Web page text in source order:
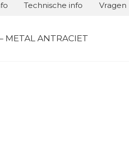
Technische info Vragen
METAL ANTRACIET